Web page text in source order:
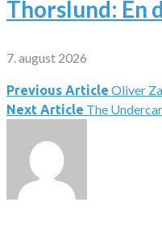
Thorslund: En
7. august 2026
Previous Article Oliver
Next Article The